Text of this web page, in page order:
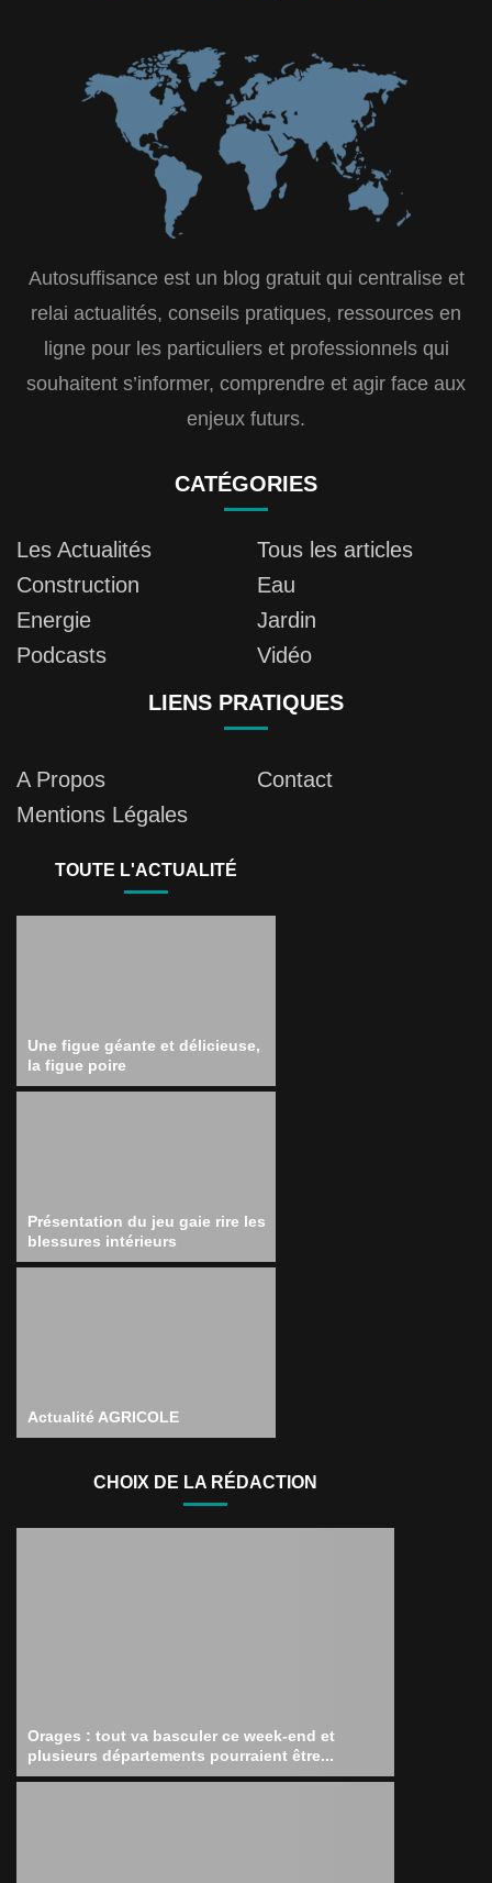
Autosuffisance est un blog gratuit qui centralise et
relai actualités, conseils pratiques, ressources en
ligne pour les particuliers et professionnels qui
souhaitent s’informer, comprendre et agir face aux
enjeux futurs.
CATÉGORIES
Les Actualités
Tous les articles
Construction
Eau
Energie
Jardin
Podcasts
Vidéo
LIENS PRATIQUES
A Propos
Contact
Mentions Légales
TOUTE L'ACTUALITÉ
Une figue géante et délicieuse,
la figue poire
Présentation du jeu gaie rire les
blessures intérieurs
Actualité AGRICOLE
CHOIX DE LA RÉDACTION
Orages : tout va basculer ce week-end et
plusieurs départements pourraient être...